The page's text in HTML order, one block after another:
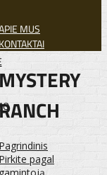
MUS
KONTAKTAI
Pirkite pagal
gamintoją